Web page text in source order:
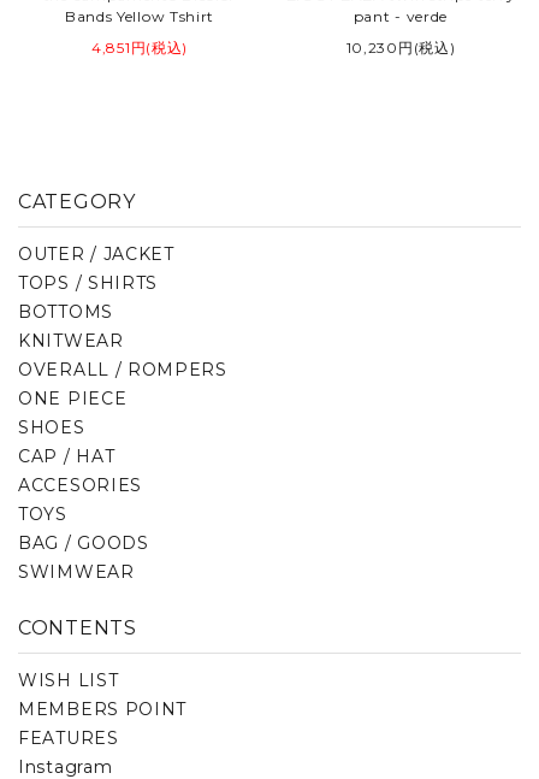
Bands Yellow Tshirt
4,851円(税込)
pant - verde
10,230円(税込)
CATEGORY
OUTER / JACKET
TOPS / SHIRTS
BOTTOMS
KNITWEAR
OVERALL / ROMPERS
ONE PIECE
SHOES
CAP / HAT
ACCESORIES
TOYS
BAG / GOODS
SWIMWEAR
CONTENTS
WISH LIST
MEMBERS POINT
FEATURES
Instagram